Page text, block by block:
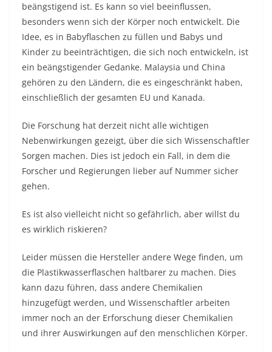
beängstigend ist. Es kann so viel beeinflussen,
besonders wenn sich der Körper noch entwickelt. Die
Idee, es in Babyflaschen zu füllen und Babys und
Kinder zu beeinträchtigen, die sich noch entwickeln, ist
ein beängstigender Gedanke. Malaysia und China
gehören zu den Ländern, die es eingeschränkt haben,
einschließlich der gesamten EU und Kanada.
Die Forschung hat derzeit nicht alle wichtigen
Nebenwirkungen gezeigt, über die sich Wissenschaftler
Sorgen machen. Dies ist jedoch ein Fall, in dem die
Forscher und Regierungen lieber auf Nummer sicher
gehen.
Es ist also vielleicht nicht so gefährlich, aber willst du
es wirklich riskieren?
Leider müssen die Hersteller andere Wege finden, um
die Plastikwasserflaschen haltbarer zu machen. Dies
kann dazu führen, dass andere Chemikalien
hinzugefügt werden, und Wissenschaftler arbeiten
immer noch an der Erforschung dieser Chemikalien
und ihrer Auswirkungen auf den menschlichen Körper.